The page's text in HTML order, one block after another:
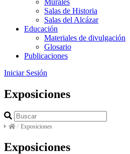
Murales
Salas de Historia
Salas del Alcázar
Educación
Materiales de divulgación
Glosario
Publicaciones
Iniciar Sesión
Exposiciones
/ Exposiciones
Exposiciones